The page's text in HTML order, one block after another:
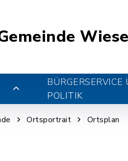
BÜRGERSERVICE
POLITIK
Ortsportrait Ortsplan